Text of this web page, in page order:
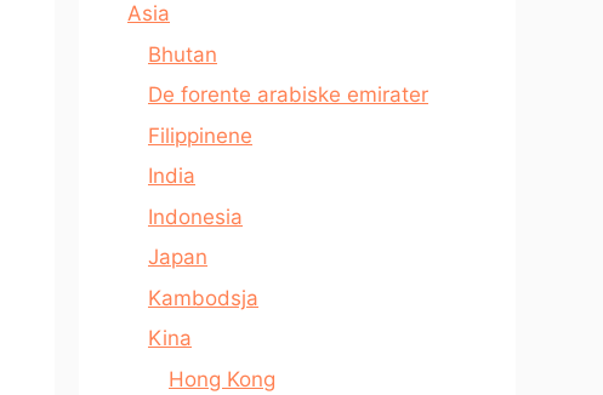
Asia
Bhutan
De forente arabiske emirater
Filippinene
India
Indonesia
Japan
Kambodsja
Kina
Hong Kong